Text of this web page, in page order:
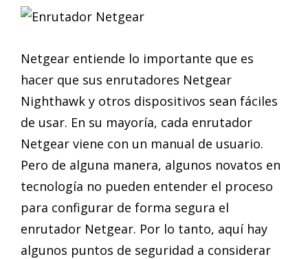
Netgear entiende lo importante que es
hacer que sus enrutadores Netgear
Nighthawk y otros dispositivos sean fáciles
de usar. En su mayoría, cada enrutador
Netgear viene con un manual de usuario.
Pero de alguna manera, algunos novatos en
tecnología no pueden entender el proceso
para configurar de forma segura el
enrutador Netgear. Por lo tanto, aquí hay
algunos puntos de seguridad a considerar